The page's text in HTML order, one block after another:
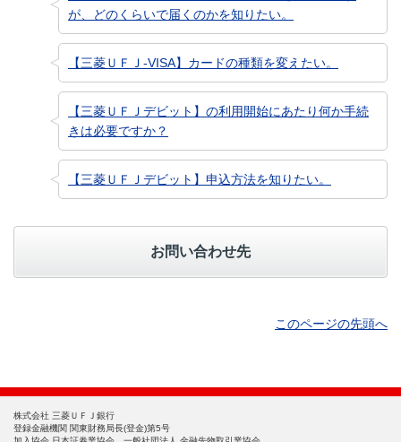
が、どのくらいで届くのかを知りたい。
【三菱ＵＦＪ-VISA】カードの種類を変えたい。
【三菱ＵＦＪデビット】の利用開始にあたり何か手続
きは必要ですか？
【三菱ＵＦＪデビット】申込方法を知りたい。
お問い合わせ先
このページの先頭へ
株式会社 三菱ＵＦＪ銀行
登録金融機関 関東財務局長(登金)第5号